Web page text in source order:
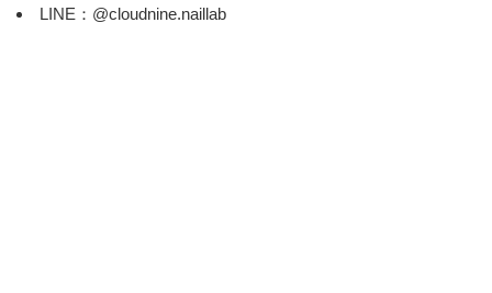
LINE：@cloudnine.naillab